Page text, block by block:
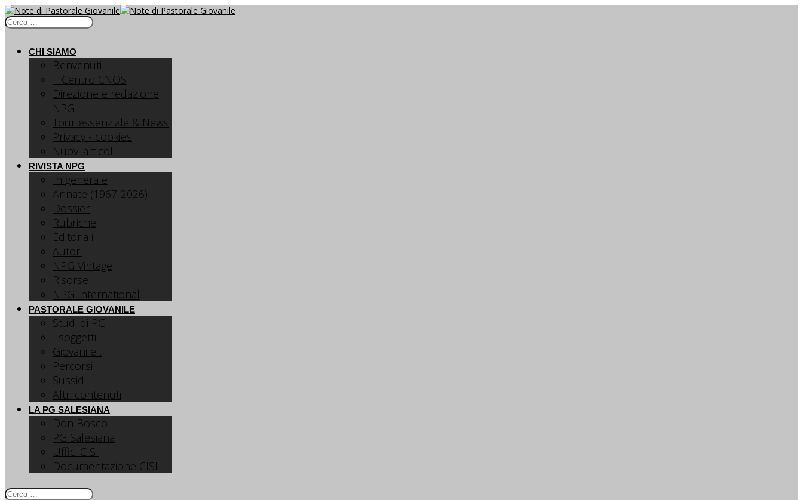
CHI SIAMO
Benvenuti
Il Centro CNOS
Direzione e redazione
NPG
Tour essenziale & News
Privacy - cookies
Nuovi articoli
RIVISTA NPG
In generale
Annate (1967-2026)
Dossier
Rubriche
Editoriali
Autori
NPG Vintage
Risorse
NPG International
PASTORALE GIOVANILE
Studi di PG
I soggetti
Giovani e...
Percorsi
Sussidi
Altri contenuti
LA PG SALESIANA
Don Bosco
PG Salesiana
Uffici CISI
Documentazione CISI